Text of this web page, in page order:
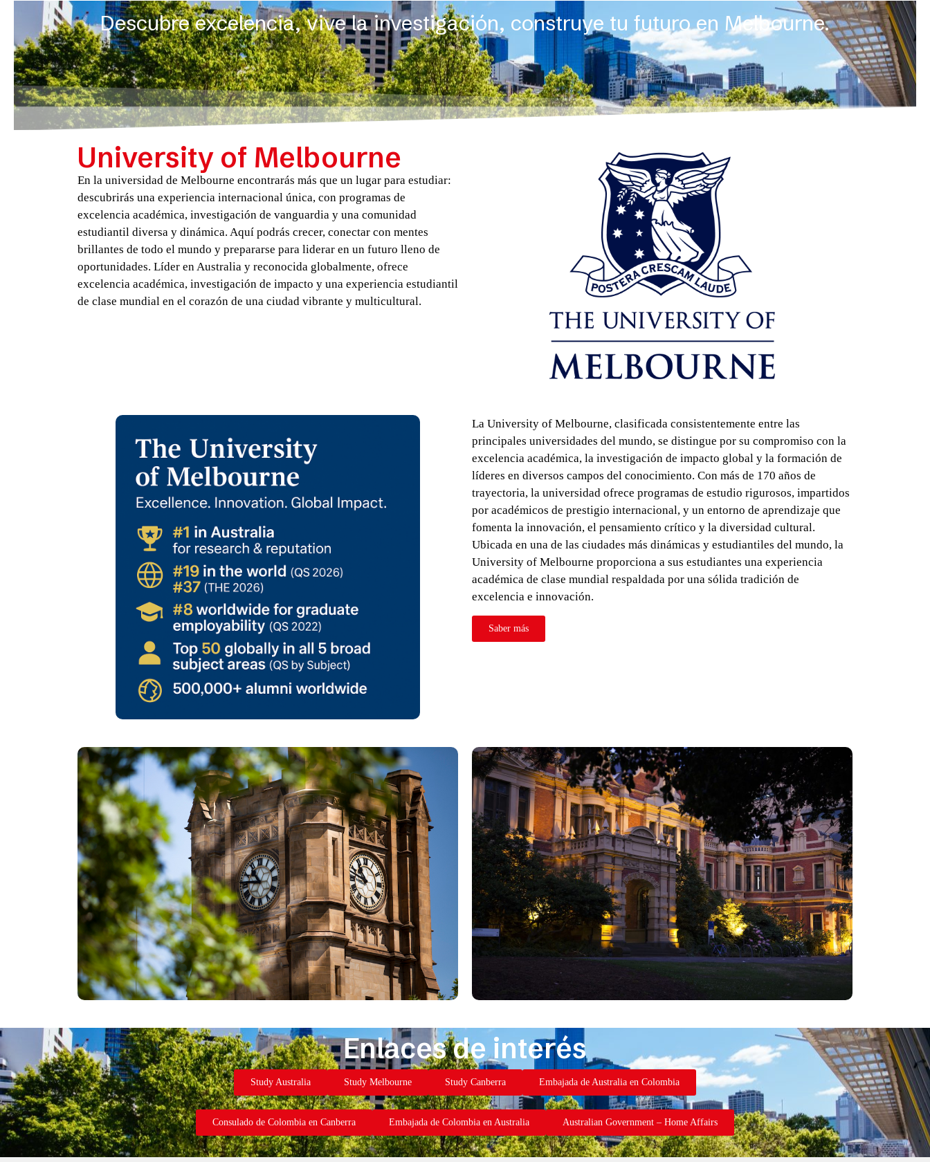
Descubre excelencia, vive la investigación, construye tu futuro en Melbourne.
University of Melbourne
En la universidad de Melbourne encontrarás más que un lugar para estudiar:
descubrirás una experiencia internacional única, con programas de
excelencia académica, investigación de vanguardia y una comunidad
estudiantil diversa y dinámica. Aquí podrás crecer, conectar con mentes
brillantes de todo el mundo y prepararse para liderar en un futuro lleno de
oportunidades. Líder en Australia y reconocida globalmente, ofrece
excelencia académica, investigación de impacto y una experiencia estudiantil
de clase mundial en el corazón de una ciudad vibrante y multicultural.
La University of Melbourne, clasificada consistentemente entre las
principales universidades del mundo, se distingue por su compromiso con la
excelencia académica, la investigación de impacto global y la formación de
líderes en diversos campos del conocimiento. Con más de 170 años de
trayectoria, la universidad ofrece programas de estudio rigurosos, impartidos
por académicos de prestigio internacional, y un entorno de aprendizaje que
fomenta la innovación, el pensamiento crítico y la diversidad cultural.
Ubicada en una de las ciudades más dinámicas y estudiantiles del mundo, la
University of Melbourne proporciona a sus estudiantes una experiencia
académica de clase mundial respaldada por una sólida tradición de
excelencia e innovación.
Saber más
Enlaces de interés
Study Australia Study Melbourne Study Canberra Embajada de Australia en Colombia
Consulado de Colombia en Canberra Embajada de Colombia en Australia Australian Government – Home Affairs